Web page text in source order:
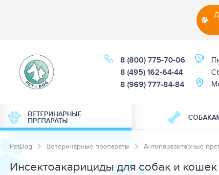
8 (800) 775-70-06
8 (495) 162-64-44
8 (969) 777-84-84
ВЕТЕРИНАРНЫЕ
ПРЕПАРАТЫ
PetDog Ветеринарные препараты Антипаразитарные
Инсектоакарициды для собак и кошек